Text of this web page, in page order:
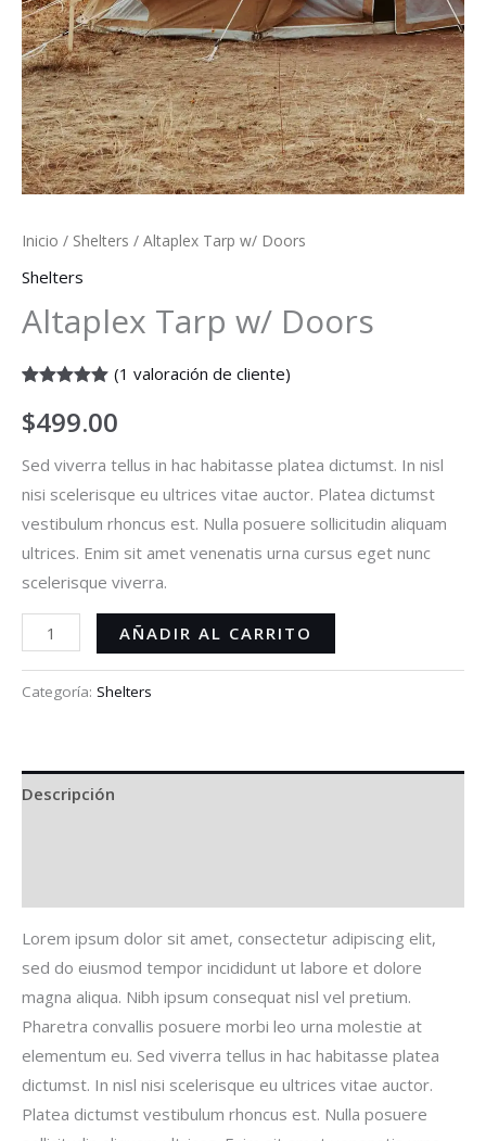
Inicio / Shelters / Altaplex Tarp w/ Doors
Shelters
Altaplex Tarp w/ Doors
con 5.00 de
5 en base a
de un cliente
(1 valoración de cliente)
$499.00
Sed viverra tellus in hac habitasse platea dictumst. In nisl
nisi scelerisque eu ultrices vitae auctor. Platea dictumst
vestibulum rhoncus est. Nulla posuere sollicitudin aliquam
ultrices. Enim sit amet venenatis urna cursus eget nunc
scelerisque viverra.
AÑADIR AL CARRITO
Categoría: Shelters
Descripción
Lorem ipsum dolor sit amet, consectetur adipiscing elit,
sed do eiusmod tempor incididunt ut labore et dolore
magna aliqua. Nibh ipsum consequat nisl vel pretium.
Pharetra convallis posuere morbi leo urna molestie at
elementum eu. Sed viverra tellus in hac habitasse platea
dictumst. In nisl nisi scelerisque eu ultrices vitae auctor.
Platea dictumst vestibulum rhoncus est. Nulla posuere